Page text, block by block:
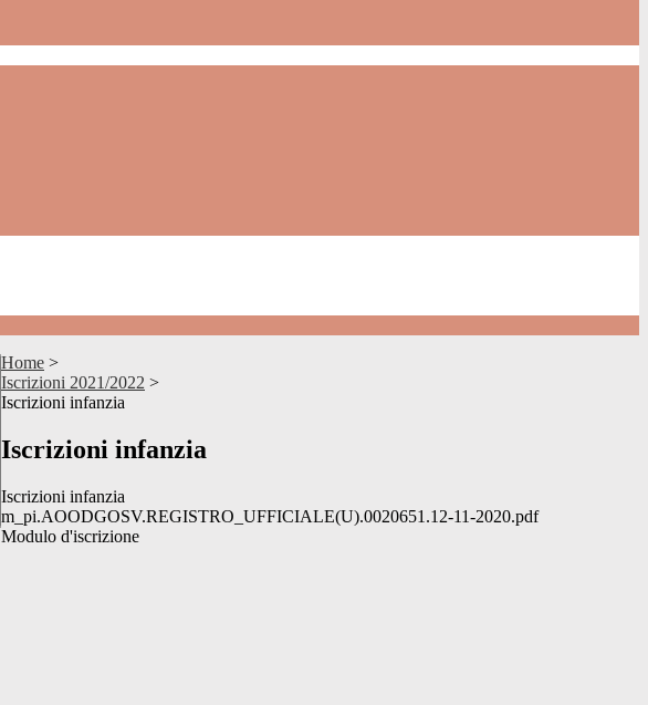
Home >
Iscrizioni 2021/2022 >
Iscrizioni infanzia
Iscrizioni infanzia
Iscrizioni infanzia
m_pi.AOODGOSV.REGISTRO_UFFICIALE(U).0020651.12-11-2020.pdf
Modulo d'iscrizione